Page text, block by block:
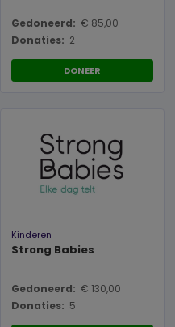
Gedoneerd: € 85,00
Donaties: 2
DONEER
Kinderen
Strong Babies
Gedoneerd: € 130,00
Donaties: 5